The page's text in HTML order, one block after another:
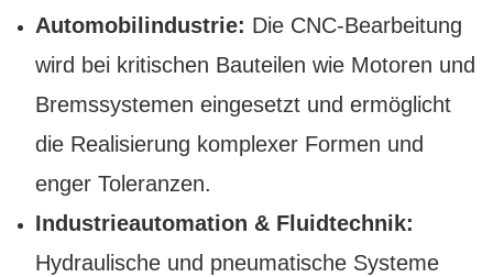
Automobilindustrie: Die CNC-Bearbeitung
wird bei kritischen Bauteilen wie Motoren und
Bremssystemen eingesetzt und ermöglicht
die Realisierung komplexer Formen und
enger Toleranzen.
Industrieautomation & Fluidtechnik:
Hydraulische und pneumatische Systeme